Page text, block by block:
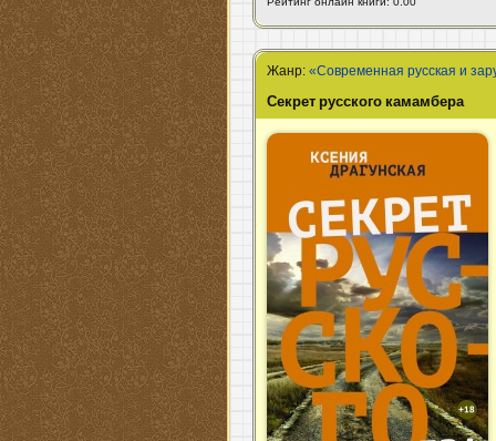
Жанр:«Современная русская и
Секрет русского камамбера